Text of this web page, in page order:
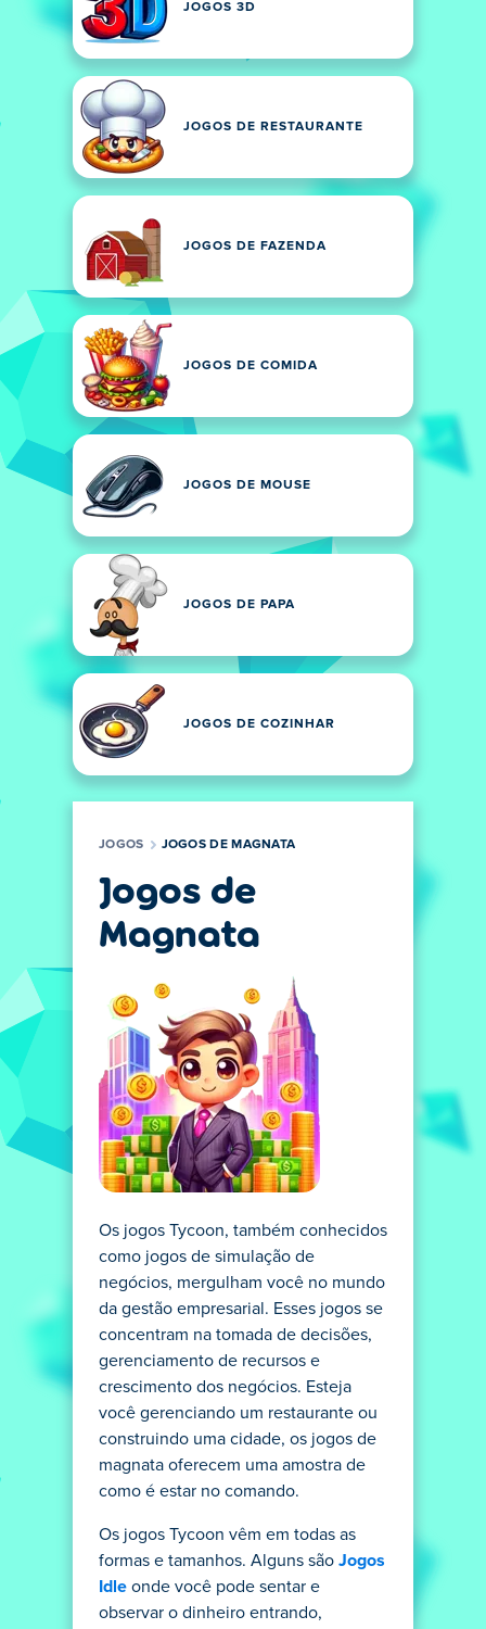
JOGOS 3D
JOGOS DE RESTAURANTE
JOGOS DE FAZENDA
JOGOS DE COMIDA
JOGOS DE MOUSE
JOGOS DE PAPA
JOGOS DE COZINHAR
JOGOS JOGOS DE MAGNATA
Jogos de
Magnata
Os jogos Tycoon, também conhecidos
como jogos de simulação de
negócios, mergulham você no mundo
da gestão empresarial. Esses jogos se
concentram na tomada de decisões,
gerenciamento de recursos e
crescimento dos negócios. Esteja
você gerenciando um restaurante ou
construindo uma cidade, os jogos de
magnata oferecem uma amostra de
como é estar no comando.
Os jogos Tycoon vêm em todas as
formas e tamanhos. Alguns são Jogos
Idle onde você pode sentar e
observar o dinheiro entrando,